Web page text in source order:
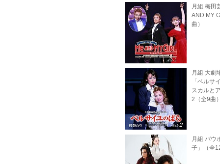
月組 梅田
AND MY
曲）
月組 大劇
「ベルサ
スカルと
2（全9曲
月組 バウ
子」（全